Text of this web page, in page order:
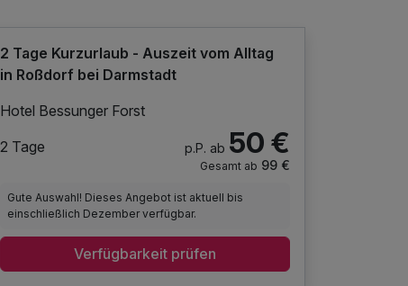
2 Tage Kurzurlaub - Auszeit vom Alltag
in Roßdorf bei Darmstadt
Hotel Bessunger Forst
2 Tage
p.P. ab 50 €
Gesamt ab 99 €
Gute Auswahl! Dieses Angebot ist aktuell bis
einschließlich Dezember verfügbar.
Verfügbarkeit prüfen